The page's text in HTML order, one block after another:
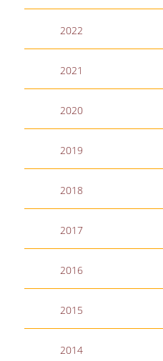
ΕΥΚΑΙΡΙΕΣ ΓΙΑ
TUTORS
ΜΕΤΑΠΤΥΧΙΑΚΕΣ
ΠΡΟΓΡΑΜΜΑΤΑ
ΔΙΔΑΚΤΟΡΕΣ
ΥΠΟΨΗΦΙΟΙ
ΕΡΕΥΝΗΤΙΚΑ
2022
2021
2020
2019
2018
2017
2016
2015
2014